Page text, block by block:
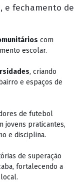
e fechamento de
com
escolar.
, criando
e espaços de
de futebol
jovens praticantes,
e disciplina.
de superação
fortalecendo a